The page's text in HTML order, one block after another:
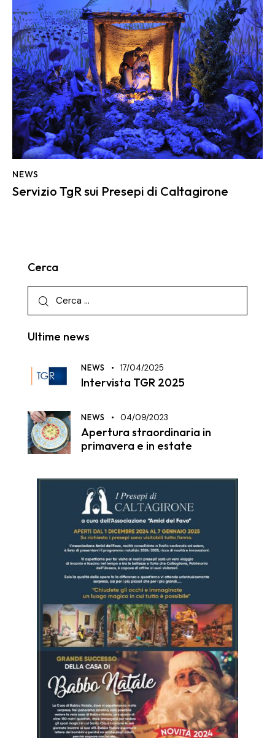
NEWS
Servizio TgR sui Presepi di Caltagirone
Cerca
Ultime news
NEWS 17/04/2025
Intervista TGR 2025
NEWS 04/09/2023
Apertura straordinaria in
primavera e in estate